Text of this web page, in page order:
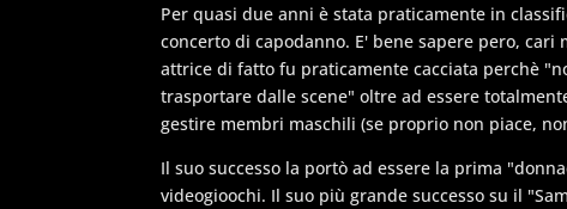
Per quasi due anni è stata praticamente in
concerto di capodanno. E' bene sapere pero,
attrice di fatto fu praticamente cacciata perchè
trasportare dalle scene" oltre ad essere
gestire membri maschili (se proprio non piace,
Il suo successo la portò ad essere la prima
videogioochi. Il suo più grande successo su il